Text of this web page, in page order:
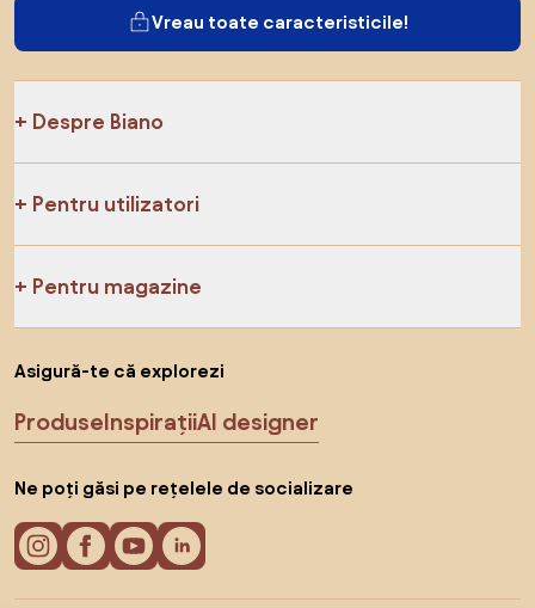
Vreau toate caracteristicile!
Despre Biano
Pentru utilizatori
Pentru magazine
Asigură-te că explorezi
ProduseInspirațiiAI designer
Ne poți găsi pe rețelele de socializare